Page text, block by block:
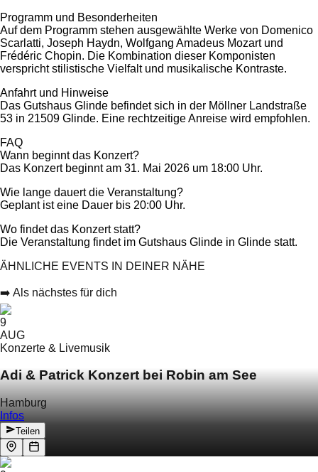
Programm und Besonderheiten
Auf dem Programm stehen ausgewählte Werke von Domenico
Scarlatti, Joseph Haydn, Wolfgang Amadeus Mozart und
Frédéric Chopin. Die Kombination dieser Komponisten
verspricht stilistische Vielfalt und musikalische Kontraste.
Anfahrt und Hinweise
Das Gutshaus Glinde befindet sich in der Möllner Landstraße
53 in 21509 Glinde. Eine rechtzeitige Anreise wird empfohlen.
FAQ
Wann beginnt das Konzert?
Das Konzert beginnt am 31. Mai 2026 um 18:00 Uhr.
Wie lange dauert die Veranstaltung?
Geplant ist eine Dauer bis 20:00 Uhr.
Wo findet das Konzert statt?
Die Veranstaltung findet im Gutshaus Glinde in Glinde statt.
ÄHNLICHE EVENTS IN DEINER NÄHE
➡️ Als nächstes für dich
9
AUG
Konzerte & Livemusik
Adi & Patrick Konzert bei Robin am See
Hamburg
Infos
Teilen